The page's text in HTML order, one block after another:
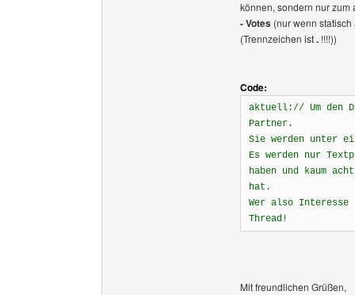
können, sondern nur zum
- Votes (nur wenn
(Trennzeichen ist. !!!!))
Code:
aktuell:// Um den
Partner.
Sie werden unter
Es werden nur
haben und kaum
hat.
Wer also
Thread!
Mit freundlichen Grüßen,